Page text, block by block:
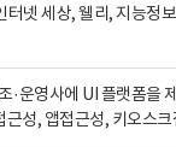
넷 세상, 웰리, 지능정
·운영사에 UI 플랫폼을
성, 앱접근성, 키오스